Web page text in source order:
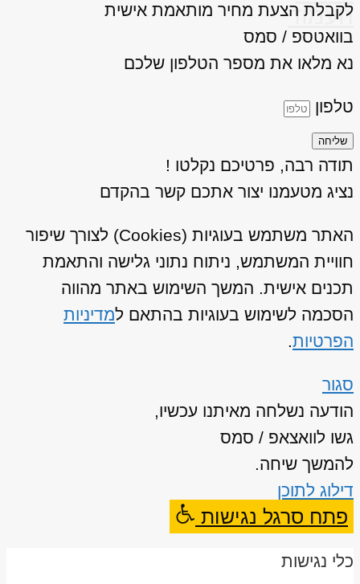
העמוד
לקבלת הצעת מחיר מותאמת אישית
בוואטספ / סמס
נא מלאו את מספר הטלפון שלכם
טלפון
שליחה
תודה רבה, פרטיכם נקלטו !
נציג מטעמנו יצור אתכם קשר בהקדם
האתר משתמש בעוגיות (Cookies) לצורך שיפור
חוויית המשתמש, ניתוח נתוני גלישה והתאמת
תכנים אישית. המשך השימוש באתר מהווה
הסכמה לשימוש בעוגיות בהתאם למדיניות
הפרטיות.
סגור
הודעה נשלחה מאיתנו עכשיו,
גשו לוואצאפ / סמס
להמשך שיחה.
דילוג לתוכן
פתח סרגל נגישות
כלי נגישות